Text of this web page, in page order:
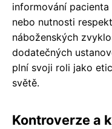
informování
nebo nutnosti
náboženských
dodatečných
plní svoji roli jako
světě.
Kontroverze a